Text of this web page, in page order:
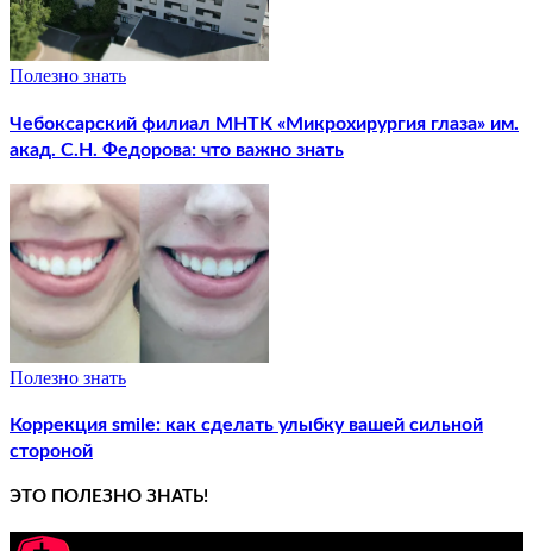
Полезно знать
Чебоксарский филиал МНТК «Микрохирургия глаза» им.
акад. С.Н. Федорова: что важно знать
Полезно знать
Коррекция smile: как сделать улыбку вашей сильной
стороной
ЭТО ПОЛЕЗНО ЗНАТЬ!